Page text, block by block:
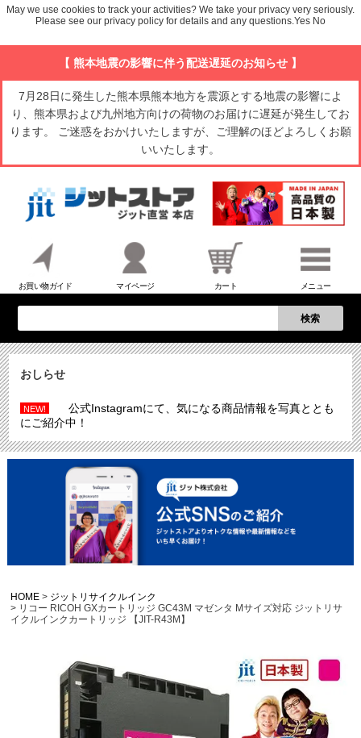
【 熊本地震の影響に伴う配送遅延のお知らせ 】
7月28日に発生した熊本県熊本地方を震源とする地震の影響によ
り、熊本県および九州地方向けの荷物のお届けに遅延が発生してお
ります。 ご迷惑をおかけいたしますが、ご理解のほどよろしくお願
いいたします。
お買い物ガイド マイページ カート メニュー
検索
おしらせ
NEW!
公式Instagramにて、気になる商品情報を写真ととも
にご紹介中！
HOME
ジットリサイクルインク
リコー RICOH GXカートリッジ GC43M マゼンタ Mサイズ対応 ジットリサ
イクルインクカートリッジ 【JIT-R43M】
May we use cookies to track your activities? We take your privacy very seriously.
Please see our privacy policy for details and any questions.Yes No